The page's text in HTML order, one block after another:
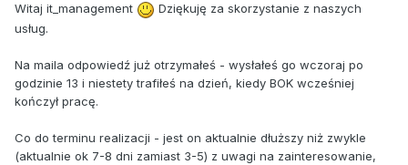
Witaj it_management
Dziękuję za skorzystanie z naszych
usług.
Na maila odpowiedź już otrzymałeś - wysłałeś go wczoraj po
godzinie 13 i niestety trafiłeś na dzień, kiedy BOK wcześniej
kończył pracę.
Co do terminu realizacji - jest on aktualnie dłuższy niż zwykle
(aktualnie ok 7-8 dni zamiast 3-5) z uwagi na zainteresowanie,